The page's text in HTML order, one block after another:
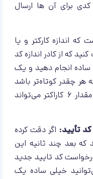
برای آن‌ ها ارسال
که اندازه کارکتر و یا
که از کادر اندازه کد
ساده انجام دهید و یک
هر چقدر کوتاه‌تر باشد
بهتر است و به نظر من همین مقدار 6 کاراکتر می‌تواند
تأیید: اگر دقت کرده
بعد چند ثانیه این
کد تایید جدید
خیلی ساده یک